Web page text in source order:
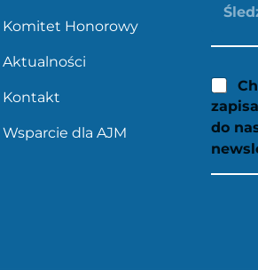
Komitet Honorowy
Aktualności
Kontakt
Wsparcie dla AJM
do